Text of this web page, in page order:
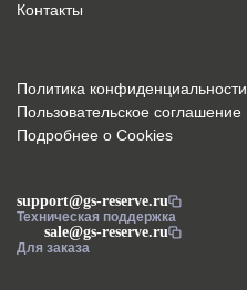
support@gs-reserve.ru
Техническая поддержка
sale@gs-reserve.ru
Для заказа
Контакты
Политика конфиденциальности
Пользовательское соглашение
Подробнее о Cookies